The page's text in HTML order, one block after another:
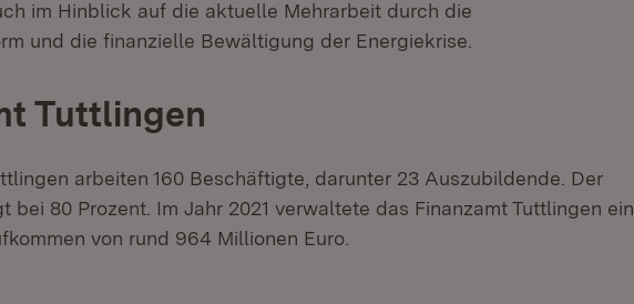
im Hinblick auf die aktuelle Mehrarbeit durch die
und die finanzielle Bewältigung der Energiekrise.
Tuttlingen
arbeiten 160 Beschäftigte, darunter 23 Auszubildende. Der
bei 80 Prozent. Im Jahr 2021 verwaltete das Finanzamt Tuttlingen ein
von rund 964 Millionen Euro.